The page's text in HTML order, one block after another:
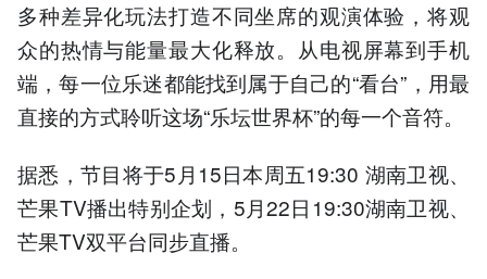
多种差异化玩法打造不同坐席的观演体验，将观
众的热情与能量最大化释放。从电视屏幕到手机
端，每一位乐迷都能找到属于自己的“看台”，用最
直接的方式聆听这场“乐坛世界杯”的每一个音符。
据悉，节目将于5月15日本周五19:30 湖南卫视、
芒果TV播出特别企划，5月22日19:30湖南卫视、
芒果TV双平台同步直播。